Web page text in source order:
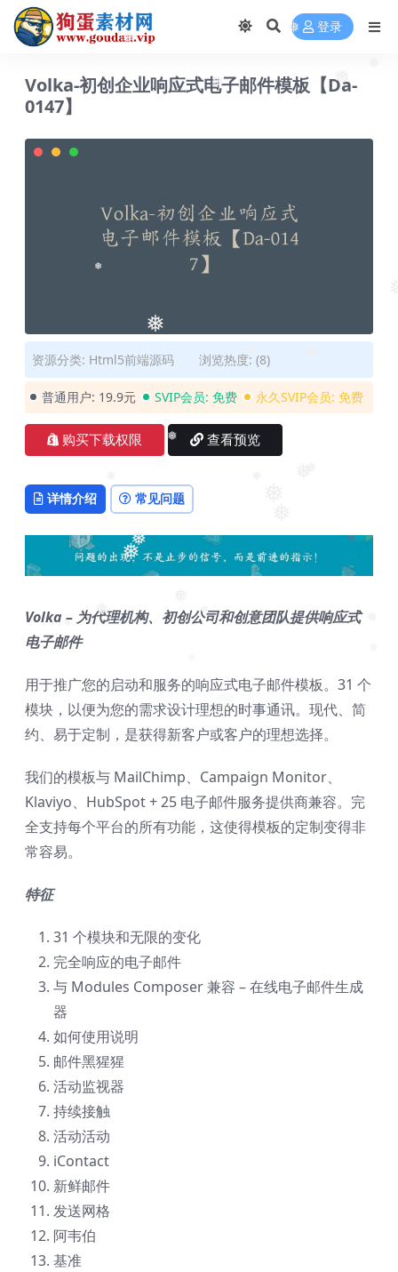
❅
❅
❅
❅
❅
❅
❅
❅
❅
❅
❅
❅
❅
❅
❅
登录
Volka-初创企业响应式电子邮件模板【Da-
0147】
资源分类: Html5前端源码 浏览热度: (8)
普通用户: 19.9元 SVIP会员: 免费 永久SVIP会员: 免费
购买下载权限 查看预览
详情介绍 常见问题
Volka – 为代理机构、初创公司和创意团队提供响应式
电子邮件
用于推广您的启动和服务的响应式电子邮件模板。31 个
模块，以便为您的需求设计理想的时事通讯。现代、简
约、易于定制，是获得新客户或客户的理想选择。
我们的模板与 MailChimp、Campaign Monitor、
Klaviyo、HubSpot + 25 电子邮件服务提供商兼容。完
全支持每个平台的所有功能，这使得模板的定制变得非
常容易。
特征
31 个模块和无限的变化
完全响应的电子邮件
与 Modules Composer 兼容 – 在线电子邮件生成
器
如何使用说明
邮件黑猩猩
活动监视器
持续接触
活动活动
iContact
新鲜邮件
发送网格
阿韦伯
基准